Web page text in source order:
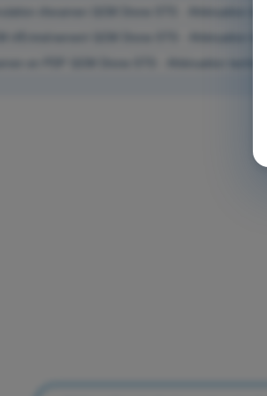
d'Entraînement QCM Drone STS - Atténuation
en PDF QCM Drone STS - Atténuation